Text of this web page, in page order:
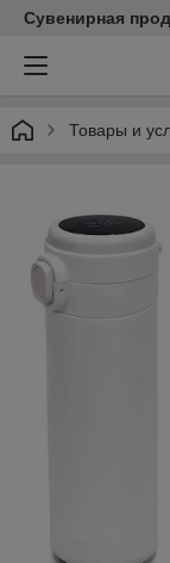
Сувенирная
Товары и